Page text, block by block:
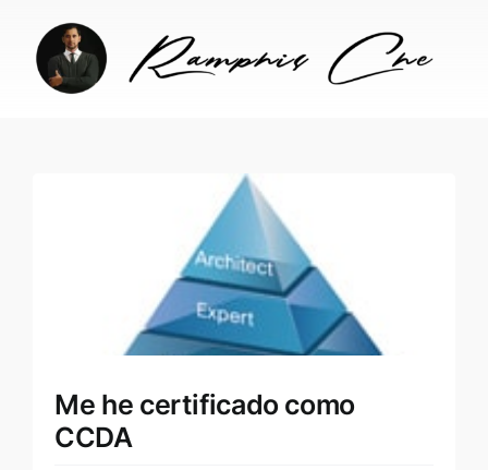
content
Me he certificado como
CCDA